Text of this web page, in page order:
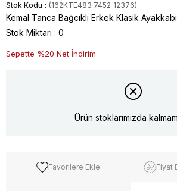
Stok Kodu (162KTE483 7452_12376)
Kemal Tanca Bağcıklı Erkek Klasik
Stok Miktarı : 0
Sepette %20 Net İndirim
Ürün stoklarımızda
Favorilere Ekle Fiyat